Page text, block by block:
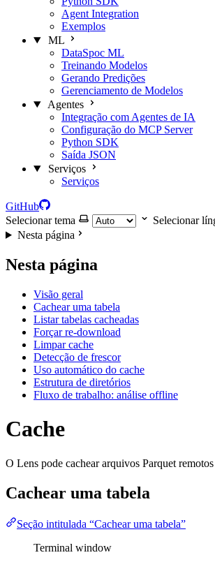
Agent Integration
Exemplos
ML
DataSpoc ML
Treinando Modelos
Gerando Predições
Gerenciamento de Modelos
Agentes
Integração com Agentes de IA
Configuração do MCP Server
Python SDK
Saída JSON
Serviços
Serviços
GitHub
Selecionar tema
Selecionar
Nesta página
Nesta página
Visão geral
Cachear uma tabela
Listar tabelas cacheadas
Forçar re-download
Limpar cache
Detecção de frescor
Uso automático do cache
Estrutura de diretórios
Fluxo de trabalho: análise offline
Cache
O Lens pode cachear arquivos Parquet
Cachear uma tabela
Seção intitulada “Cachear uma tabela”
Terminal window